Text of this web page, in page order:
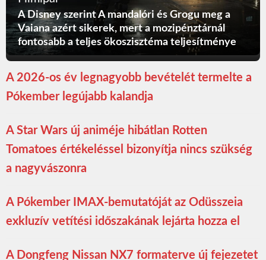
A Disney szerint A mandalóri és Grogu meg a
Vaiana azért sikerek, mert a mozipénztárnál
fontosabb a teljes ökoszisztéma teljesítménye
A 2026-os év legnagyobb bevételét termelte a
Pókember legújabb kalandja
A Star Wars új animéje hibátlan Rotten
Tomatoes értékeléssel bizonyítja nincs szükség
a nagyvászonra
A Pókember IMAX-bemutatóját az Odüsszeia
exkluzív vetítési időszakának lejárta hozza el
A Dongfeng Nissan NX7 formaterve új fejezetet